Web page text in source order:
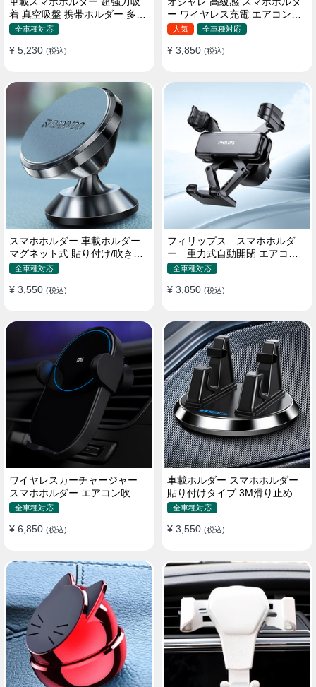
着 真空吸盤 携帯ホルダー 多角
度調整 360°回転な台座 車用ホ
カー用品 全機種対応
全車種対応
¥ 5,230 (税込)
ー ワイヤレス充電 エアコン吹
き出し口/ 吸盤タイプ 女性
人気 全車種対応
¥ 3,850 (税込)
スマホホルダー 車載ホルダー
マグネット式 貼り付け/吹き出
し口 合金 多機種対応
全車種対応
¥ 3,550 (税込)
フィリップス スマホホルダ
ー 重力式自動開閉 エアコン
吹き出し口用 クリップ式 車
全車種対応
¥ 3,850 (税込)
ワイヤレスカーチャージャー
スマホホルダー エアコン吹き
出し口/ 貼り付け
全車種対応
¥ 6,850 (税込)
車載ホルダー スマホホルダー
貼り付けタイプ 3M滑り止めシ
リコンパッド 全機種
全車種対応
¥ 3,550 (税込)